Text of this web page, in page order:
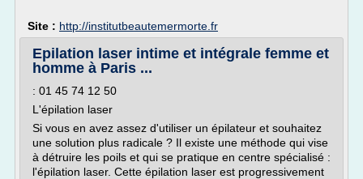
Site : http://institutbeautemermorte.fr
Epilation laser intime et intégrale femme et
homme à Paris ...
: 01 45 74 12 50
L'épilation laser
Si vous en avez assez d'utiliser un épilateur et souhaitez
une solution plus radicale ? Il existe une méthode qui vise
à détruire les poils et qui se pratique en centre spécialisé :
l'épilation laser. Cette épilation laser est progressivement